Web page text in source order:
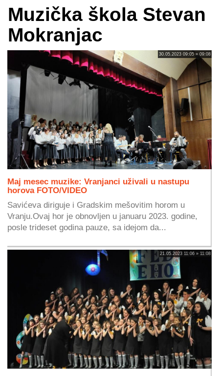
Muzička škola Stevan
Mokranjac
30.05.2023 09:05 » 09:08
Maj mesec muzike: Vranjanci uživali u nastupu
horova FOTO/VIDEO
Savićeva diriguje i Gradskim mešovitim horom u
Vranju.Ovaj hor je obnovljen u januaru 2023. godine,
posle trideset godina pauze, sa idejom da...
21.05.2023 11:06 » 11:08